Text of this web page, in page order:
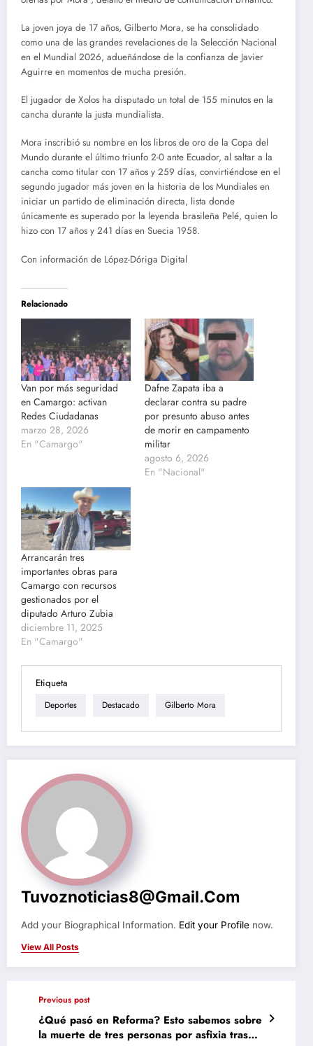
La joven joya de 17 años, Gilberto Mora, se ha consolidado
como una de las grandes revelaciones de la Selección Nacional
en el Mundial 2026, adueñándose de la confianza de Javier
Aguirre en momentos de mucha presión.
El jugador de Xolos ha disputado un total de 155 minutos en la
cancha durante la justa mundialista.
Mora inscribió su nombre en los libros de oro de la Copa del
Mundo durante el último triunfo 2-0 ante Ecuador, al saltar a la
cancha como titular con 17 años y 259 días, convirtiéndose en el
segundo jugador más joven en la historia de los Mundiales en
iniciar un partido de eliminación directa, lista donde
únicamente es superado por la leyenda brasileña Pelé, quien lo
hizo con 17 años y 241 días en Suecia 1958.
Con información de López-Dóriga Digital
Relacionado
Van por más seguridad
en Camargo: activan
Redes Ciudadanas
marzo 28, 2026
En "Camargo"
Dafne Zapata iba a
declarar contra su padre
por presunto abuso antes
de morir en campamento
militar
agosto 6, 2026
En "Nacional"
Arrancarán tres
importantes obras para
Camargo con recursos
gestionados por el
diputado Arturo Zubia
diciembre 11, 2025
En "Camargo"
Etiqueta
Deportes Destacado Gilberto Mora
Tuvoznoticias8@gmail.com
Add your Biographical Information. Edit your Profile now.
View All Posts
Previous post
¿Qué pasó en Reforma? Esto sabemos sobre
la muerte de tres personas por asfixia tras